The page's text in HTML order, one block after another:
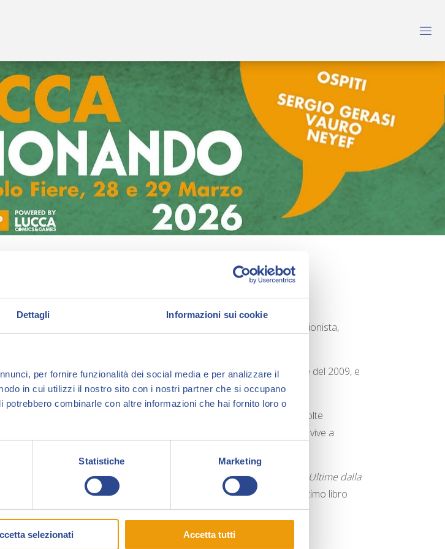
Dettagli Informazioni sui cookie
per fornire funzionalità dei social media e per analizzare il
in cui utilizzi il nostro sito con i nostri partner che si occupano
combinarle con altre informazioni che hai fornito loro o
Statistiche Marketing
selezionati Accetta tutti
è nato a Napoli nel dicembre del 1985. Giornalista professionista,
ogni giorno per ilFatto Quotidianodal primo numero, nel settembre del 2009, e
per diversi anni conLinus eSmemoranda.
il vignettista satirico più caustico in circolazione, ha ricevuto due volte
. Attualmente vive a
Ora dove sei?, Somewhere in Italy e Ghiaccio , il suo ultimowebcomic
Ultime dalla
vignettista in Patagonia, pubblicato su www.natangelo.it
. Il suo ultimo libro
– Appunti da un luttopubblicato daRizzolinel 2024.